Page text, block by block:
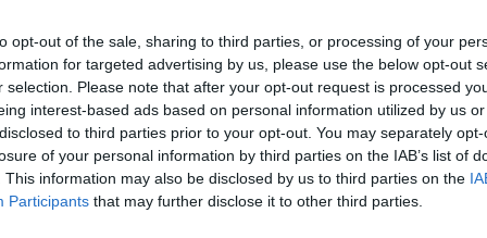
opt-out of the sale, sharing to third parties, or processing of your
for targeted advertising by us, please use the below opt-out
selection. Please note that after your opt-out request is processed
interest-based ads based on personal information utilized by us
to third parties prior to your opt-out. You may separately
of your personal information by third parties on the IAB’s list of
This information may also be disclosed by us to third parties on the
Participants that may further disclose it to other third parties.
παράδοση της Ferrari να προβλέπει και να
οχήματα, έχει επενδύσει δισεκατομμύρια
το 2030 από το 40% των μοντέλων της να